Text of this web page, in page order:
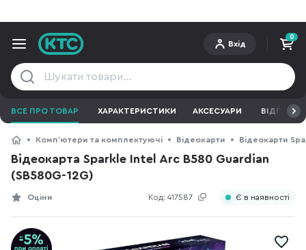
Вхід
0
ВСЕ ПРО ТОВАР ХАРАКТЕРИСТИКИ АКСЕСУАРИ ВІДГУКИ
Компʼютери та комплектуючі Відеокарти Відеокарти
Відеокарта Sparkle Intel Arc B580 Guardian
(SB580G-12G)
Код: 417587
Оціни Є в наявності